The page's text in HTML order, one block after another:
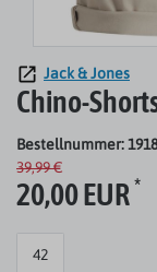
Jack & Jones
Chino-
Bestellnummer:
39,99 €
20,00 EUR*
42